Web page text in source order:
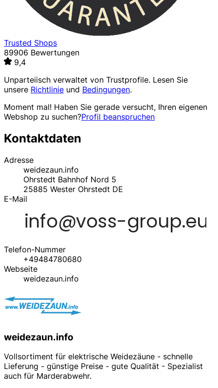
Trusted Shops
89906 Bewertungen
9,4
Unparteiisch verwaltet von Trustprofile. Lesen Sie
unsere Richtlinie und Bedingungen.
Moment mal! Haben Sie gerade versucht, Ihren eigenen
Webshop zu suchen?Profil beanspruchen
Kontaktdaten
Adresse
weidezaun.info
Ohrstedt Bahnhof Nord 5
25885 Wester Ohrstedt DE
E-Mail
Telefon-Nummer
+49484780680
Webseite
weidezaun.info
weidezaun.info
Vollsortiment für elektrische Weidezäune - schnelle
Lieferung - günstige Preise - gute Qualität - Spezialist
auch für Marderabwehr.